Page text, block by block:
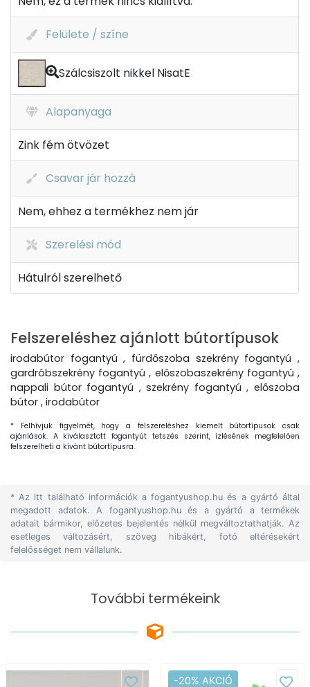
Felülete / színe
Szálcsiszolt nikkel NisatE
Alapanyaga
Zink fém ötvözet
Csavar jár hozzá
Nem, ehhez a termékhez nem jár
Szerelési mód
Hátulról szerelhető
Felszereléshez ajánlott bútortípusok
irodabútor fogantyú , fürdőszoba szekrény fogantyú ,
gardróbszekrény fogantyú , előszobaszekrény fogantyú ,
nappali bútor fogantyú , szekrény fogantyú , előszoba
bútor , irodabútor
* Felhívjuk figyelmét, hogy a felszereléshez kiemelt bútortípusok csak
ajánlások. A kiválasztott fogantyút tetszés szerint, ízlésének megfelelően
felszerelheti a kívánt bútortípusra.
* Az itt található információk a fogantyushop.hu és a gyártó által
megadott adatok. A fogantyushop.hu és a gyártó a termékek
adatait bármikor, előzetes bejelentés nélkül megváltoztathatják. Az
esetleges változásért, szöveg hibákért, fotó eltérésekért
felelősséget nem vállalunk.
További termékeink
-20% AKCIÓ